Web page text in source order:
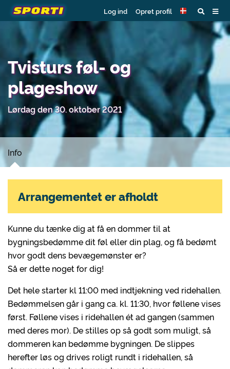
Log ind Opret profil
Tvisturs føl- og
plageshow
Lørdag den 30. oktober 2021
Info
Kunne du tænke dig at få en dommer til at
bygningsbedømme dit føl eller din plag, og få bedømt
hvor godt dens bevægemønster er?
Så er dette noget for dig!
Det hele starter kl 11:00 med indtjekning ved ridehallen.
Bedømmelsen går i gang ca. kl. 11:30, hvor føllene vises
først. Føllene vises i ridehallen ét ad gangen (sammen
med deres mor). De stilles op så godt som muligt, så
dommeren kan bedømme bygningen. De slippes
herefter løs og drives roligt rundt i ridehallen, så
Arrangementet er afholdt